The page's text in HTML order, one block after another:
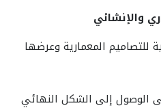
والإنشائي
للتصاميم المعمارية وعرضها
الوصول إلى الشكل النهائي